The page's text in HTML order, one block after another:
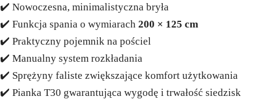
✔️ Nowoczesna, minimalistyczna bryła
✔️ Funkcja spania o wymiarach 200 × 125 cm
✔️ Praktyczny pojemnik na pościel
✔️ Manualny system rozkładania
✔️ Sprężyny faliste zwiększające komfort użytkowania
✔️ Pianka T30 gwarantująca wygodę i trwałość siedzisk